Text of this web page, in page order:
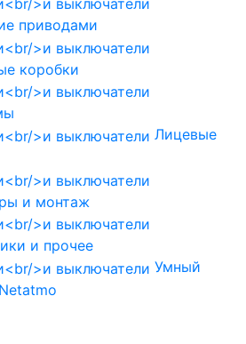
приводами
коробки
Лицевые
и монтаж
и прочее
Умный